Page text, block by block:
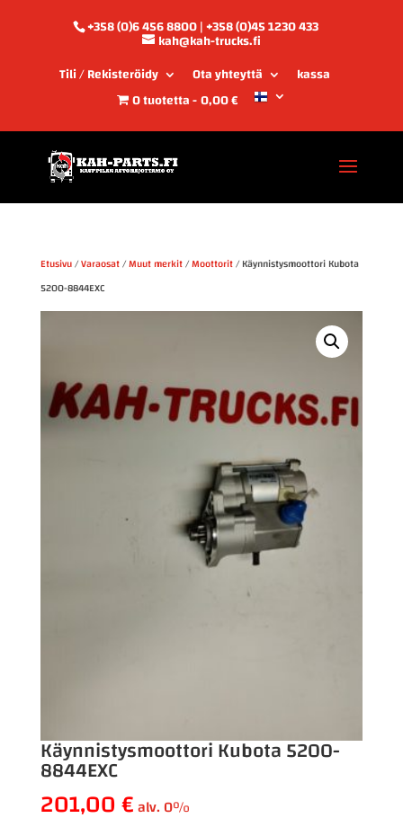
+358 (0)6 456 8800 | +358 (0)45 1230 433
kah@kah-trucks.fi
Tili / Rekisteröidy
Ota yhteyttä
kassa
0 tuotetta 0,00 €
Etusivu/Varaosat/Muut merkit/Moottorit/ Käynnistysmoottori Kubota
5200-8844EXC
Käynnistysmoottori Kubota 5200-
8844EXC
201,00€alv. 0%